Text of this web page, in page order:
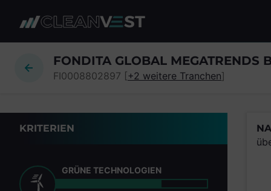
FONDITA GLOBAL MEGATRENDS
FI0008802897 [+2 weitere Tranchen]
KRITERIEN
GRÜNE TECHNOLOGIEN